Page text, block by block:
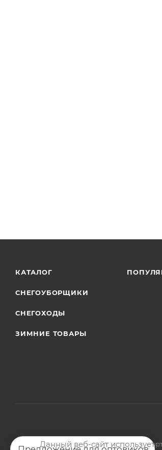
КАТАЛОГ
СНЕГОУБОРЩИКИ
СНЕГОХОДЫ
ЗИМНИЕ ТОВАРЫ
2026 © Магазин мото-велотехники и
Данный веб-сайт использует